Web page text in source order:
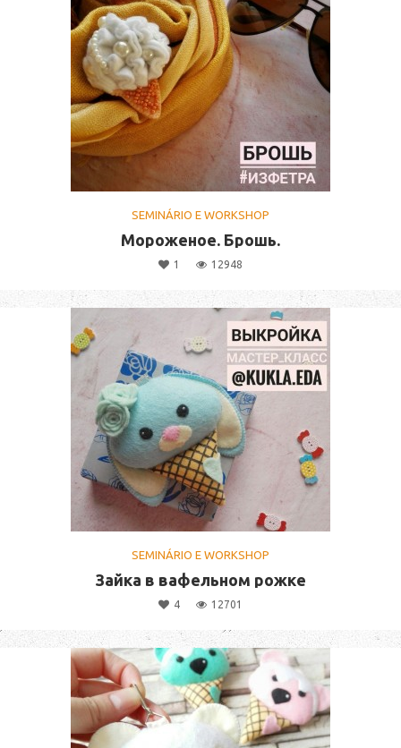
SEMINÁRIO E WORKSHOP
Мороженое. Брошь.
1 12948
SEMINÁRIO E WORKSHOP
Зайка в вафельном рожке
4 12701